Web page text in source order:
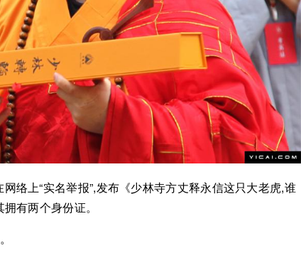
络上“实名举报”,发布《少林寺方丈释永信这只大老虎,谁
有两个身份证。